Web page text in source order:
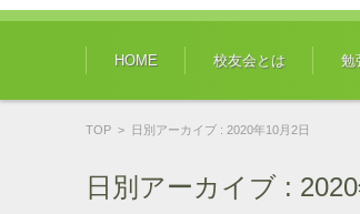
コンテンツに移動
HOME 校友会とは 勉
TOP > 日別アーカイブ : 2020年10月2日
日別アーカイブ :